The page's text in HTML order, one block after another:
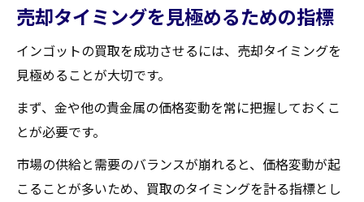
売却タイミングを見極めるための指標
インゴットの買取を成功させるには、売却タイミングを
見極めることが大切です。
まず、金や他の貴金属の価格変動を常に把握しておくこ
とが必要です。
市場の供給と需要のバランスが崩れると、価格変動が起
こることが多いため、買取のタイミングを計る指標とし